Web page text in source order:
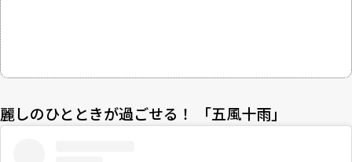
麗しのひとときが過ごせる！ 「五風十雨」